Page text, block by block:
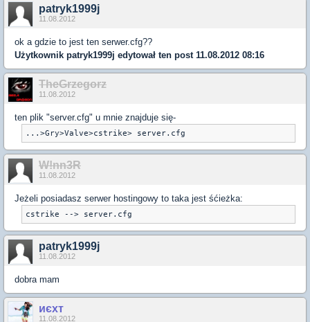
patryk1999j
11.08.2012
ok a gdzie to jest ten serwer.cfg??
Użytkownik patryk1999j edytował ten post 11.08.2012 08:16
TheGrzegorz
11.08.2012
ten plik "server.cfg" u mnie znajduje się-
W!nn3R
11.08.2012
Jeżeli posiadasz serwer hostingowy to taka jest śćieżka:
cstrike --> server.cfg
patryk1999j
11.08.2012
dobra mam
иєxт
11.08.2012